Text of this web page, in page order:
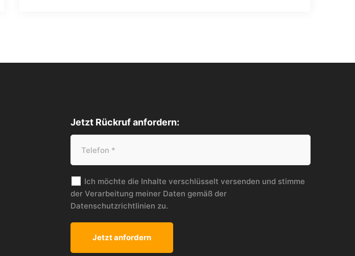
Jetzt Rückruf anfordern:
Ich möchte die Inhalte verschlüsselt versenden und stimme
der Verarbeitung meiner Daten gemäß der
Datenschutzrichtlinien zu.